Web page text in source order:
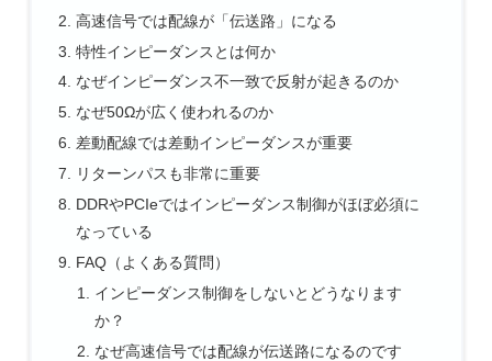
高速信号では配線が「伝送路」になる
特性インピーダンスとは何か
なぜインピーダンス不一致で反射が起きるのか
なぜ50Ωが広く使われるのか
差動配線では差動インピーダンスが重要
リターンパスも非常に重要
DDRやPCIeではインピーダンス制御がほぼ必須に
なっている
FAQ（よくある質問）
インピーダンス制御をしないとどうなります
か？
なぜ高速信号では配線が伝送路になるのです